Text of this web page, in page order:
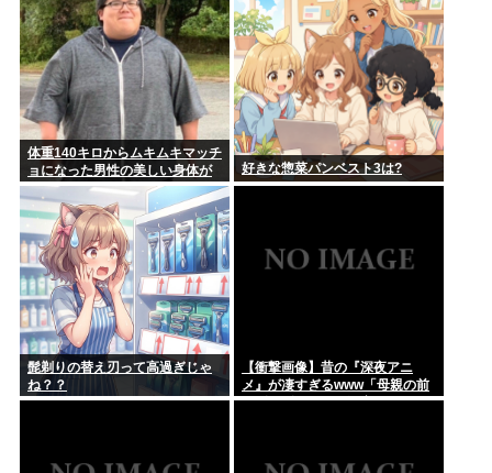
体重140キロからムキムキマッチ
ョになった男性の美しい身体が
コチラ！！！
好きな惣菜パンベスト3は?
髭剃りの替え刃って高過ぎじゃ
ね？？
【衝撃画像】昔の『深夜アニ
メ』が凄すぎるwww「母親の前
でギリギリ見れる深夜アニメ」